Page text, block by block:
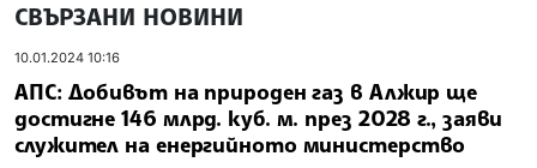
СВЪРЗАНИ НОВИНИ
10.01.2024 10:16
АПС: Добивът на природен газ в Алжир ще
достигне 146 млрд. куб. м. през 2028 г., заяви
служител на енергийното министерство